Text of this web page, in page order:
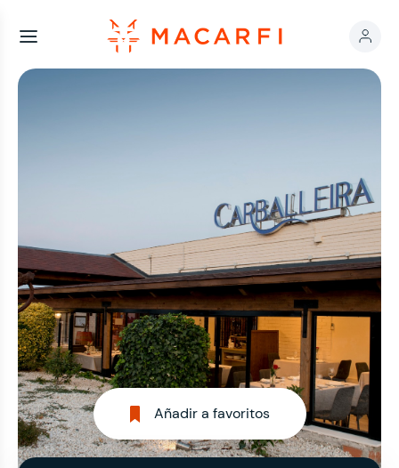
Añadir a favoritos